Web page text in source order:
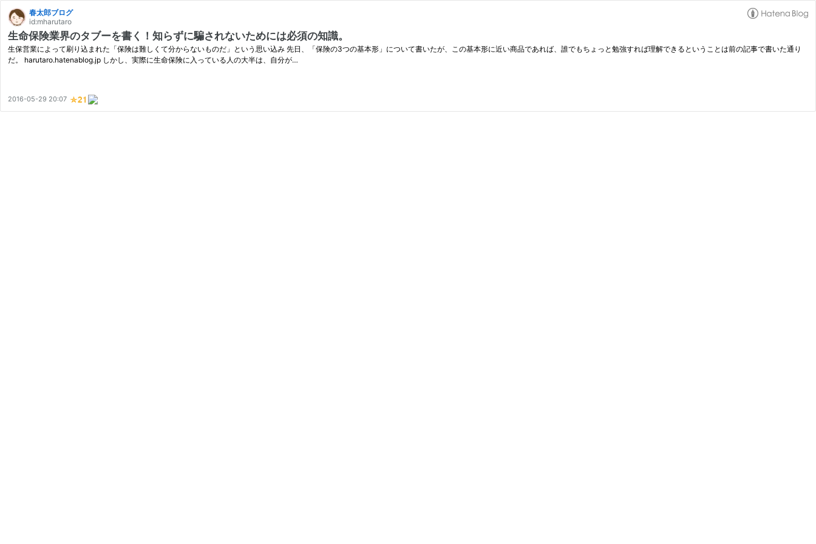
春太郎ブログ
id:mharutaro
生命保険業界のタブーを書く！知らずに騙されないためには必須の知識。
生保営業によって刷り込まれた「保険は難しくて分からないものだ」という思い込み 先日、「保険の3つの基本形」について書いたが、この基本形に近い商品であれば、誰でもちょっと勉強すれば理解できるということは前の記事で書いた通り
だ。 harutaro.hatenablog.jp しかし、実際に生命保険に入っている人の大半は、自分が…
2016-05-29 20:07